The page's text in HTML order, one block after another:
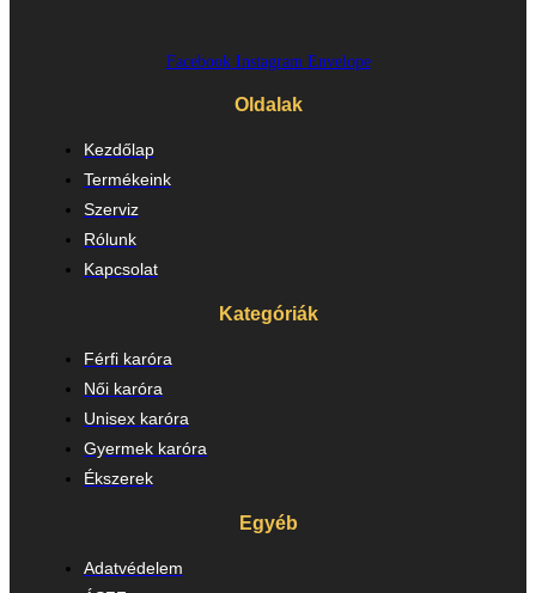
Facebook Instagram Envelope
Oldalak
Kezdőlap
Termékeink
Szerviz
Rólunk
Kapcsolat
Kategóriák
Férfi karóra
Női karóra
Unisex karóra
Gyermek karóra
Ékszerek
Egyéb
Adatvédelem